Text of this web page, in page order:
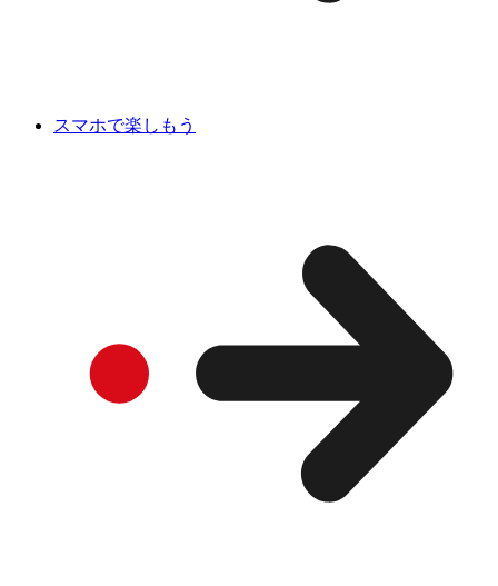
スマホで楽しもう